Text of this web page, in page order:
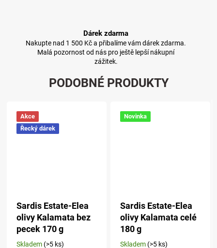
Dárek zdarma
Nakupte nad 1 500 Kč a přibalíme vám dárek zdarma.
Malá pozornost od nás pro ještě lepší nákupní
zážitek.
PODOBNÉ PRODUKTY
Akce
Řecký dárek
Sardis Estate-Elea
olivy Kalamata bez
pecek 170 g
Průměrné
Skladem (>5 ks)
Novinka
Sardis Estate-Elea
olivy Kalamata celé
180 g
Průměrné
Skladem (>5 ks)